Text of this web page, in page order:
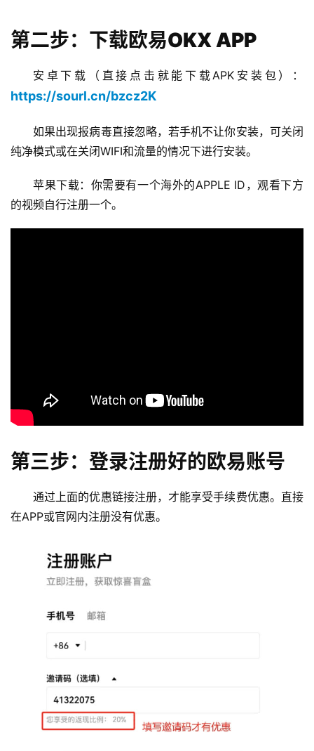
第二步：下载欧易OKX APP
安卓下载（直接点击就能下载APK安装包）：
https://sourl.cn/bzcz2K
如果出现报病毒直接忽略，若手机不让你安装，可关闭
纯净模式或在关闭WIFI和流量的情况下进行安装。
苹果下载：你需要有一个海外的APPLE ID，观看下方
的视频自行注册一个。
第三步：登录注册好的欧易账号
通过上面的优惠链接注册，才能享受手续费优惠。直接
在APP或官网内注册没有优惠。